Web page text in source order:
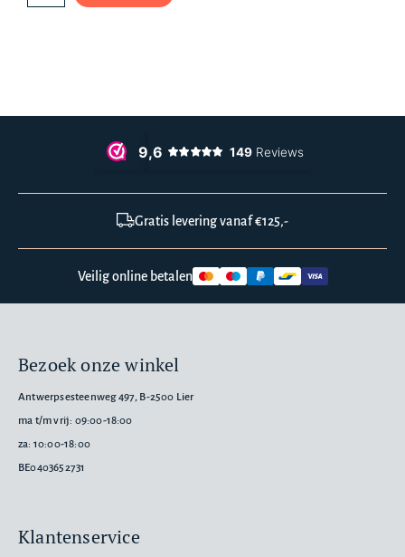
Gratis levering vanaf €125,-
Veilig online betalen
Bezoek onze winkel
Antwerpsesteenweg 497, B-2500 Lier
ma t/m vrij: 09:00-18:00
za: 10:00-18:00
BE0403652731
Klantenservice